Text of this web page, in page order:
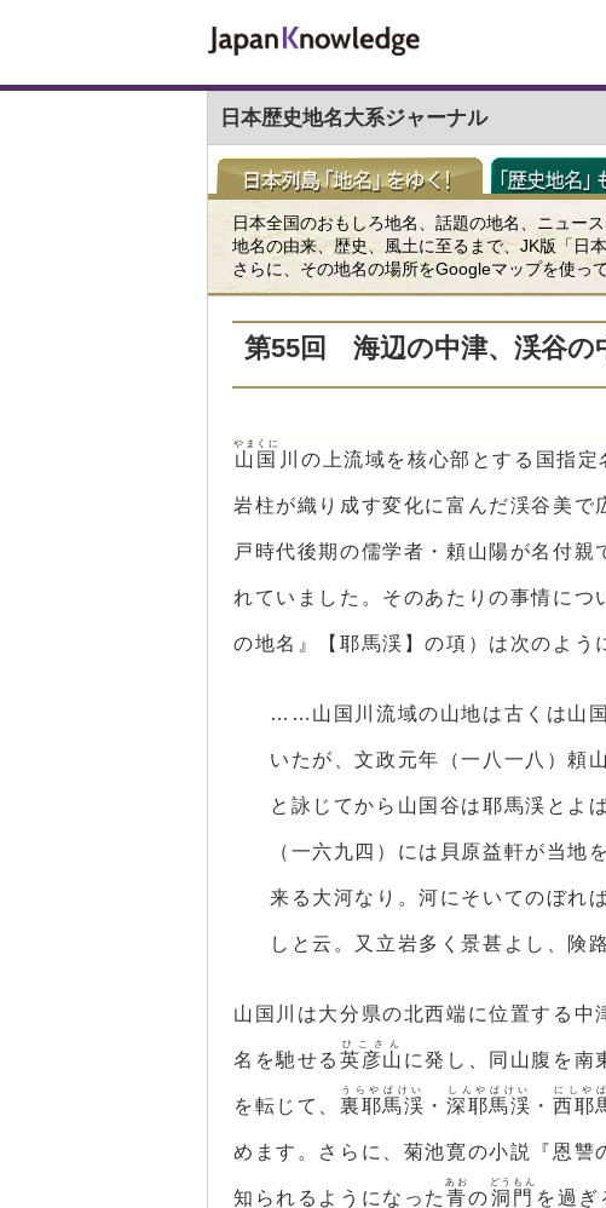
日本歴史地名大系ジャーナル
日本全国のおもしろ地名、話題の地名、ニュー
地名の由来、歴史、風土に至るまで、JK版「日
さらに、その地名の場所をGoogleマップを使っ
第55回 海辺の中津、渓谷の
山国
やまくに
川の上流域を核心部とする国指定
岩柱が織り成す変化に富んだ渓谷美
戸時代後期の儒学者・頼山陽が名付
れていました。そのあたりの事情に
の地名』【耶馬渓】の項）は次のよう
……山国川流域の山地は古くは山
いたが、文政元年（一八一八）頼
と詠じてから山国谷は耶馬渓とよ
（一六九四）には貝原益軒が当地
来る大河なり。河にそいてのぼれ
しと云。又立岩多く景甚よし、
山国川は大分県の北西端に位置する
名を馳せる 英彦山
ひこさん
に発し、同山腹を南
を転じて、 裏耶馬渓
うらやばけい
・ 深耶馬渓
しんやばけい
・ 西耶
にしや
めます。さらに、菊池寛の小説『恩讐
知られるようになった 青
あお
の洞門
どうもん
を過ぎ